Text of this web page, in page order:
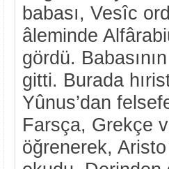
babası, Vesîc
âleminde
gördü.
gitti. Burada
Yûnus’dan
Farsça, Grekçe
öğrenerek,